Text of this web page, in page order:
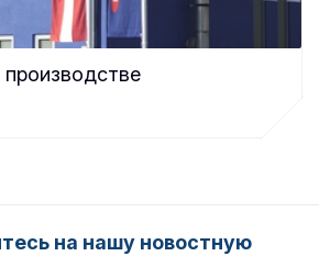
на нашу новостную